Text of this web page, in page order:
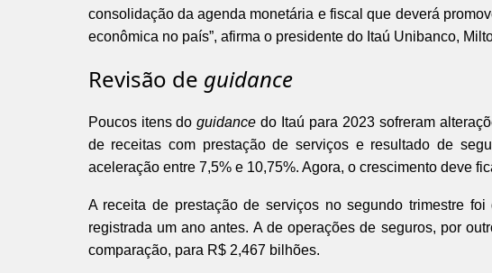
consolidação da agenda monetária e fiscal que deverá
econômica no país”, afirma o presidente do Itaú Unibanco,
Revisão de guidance
Poucos itens doguidance do Itaú para 2023 sofreram
de receitas com prestação de serviços e resultado de
aceleração entre 7,5% e 10,75%. Agora, o crescimento deve
A receita de prestação de serviços no segundo trimestre
registrada um ano antes. A de operações de seguros, por
comparação, para R$ 2,467 bilhões.